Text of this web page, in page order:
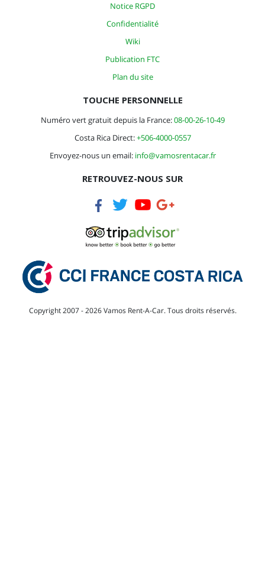
Notice RGPD
Confidentialité
Wiki
Publication FTC
Plan du site
TOUCHE PERSONNELLE
Numéro vert gratuit depuis la France:08-00-26-10-49
Costa Rica Direct:+506-4000-0557
Envoyez-nous un email: info@vamosrentacar.fr
RETROUVEZ-NOUS SUR
Copyright 2007 - 2026 Vamos Rent-A-Car. Tous droits réservés.